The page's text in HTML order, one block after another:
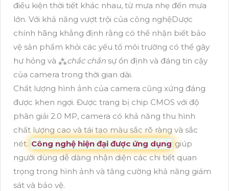
điều kiện thời tiết khác nhau, từ mưa nhẹ đến mưa
lớn. Với khả năng vượt trội của công nghệDược
chính hãng khẳng định rằng có thể nhận biết bảo
vệ sản phẩm khỏi các yếu tố môi trường có thể gây
hư hỏng và ⁂chắc chắn sự ổn định và đáng tin cậy
của camera trong thời gian dài.
Chất lượng hình ảnh của camera cũng xứng đáng
được khen ngợi. Được trang bị chip CMOS với độ
phân giải 2.0 MP, camera có khả năng thu hình
chất lượng cao và tái tạo màu sắc rõ ràng và sắc
nét. Công nghệ hiện đại được ứng dụng giúp
người dùng dễ dàng nhận diện các chi tiết quan
trọng trong hình ảnh và tăng cường khả năng giám
sát và bảo vệ.